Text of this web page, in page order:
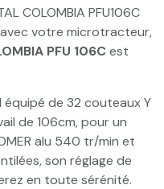
COLOMBIA PFU106C
votre microtracteur,
PFU 106C est
de 32 couteaux Y
de 106cm, pour un
alu 540 tr/min et
son réglage de
en toute sérénité.